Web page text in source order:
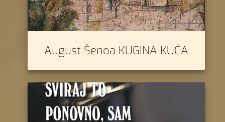
August Šenoa KUGINA KUĆA